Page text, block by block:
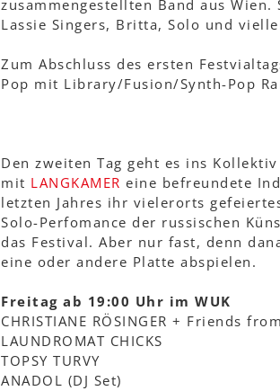
zusammengestellten Band aus
Lassie Singers, Britta, Solo und
Zum Abschluss des ersten
Pop mit Library/Fusion/Synth-Pop
Den zweiten Tag geht es ins
mit LANGKAMER eine befreundete
letzten Jahres ihr vielerorts
Solo-Perfomance der russischen
das Festival. Aber nur fast, denn
eine oder andere Platte abspielen.
Freitag ab 19:00 Uhr im WUK
CHRISTIANE RÖSINGER + Friends
LAUNDROMAT CHICKS
TOPSY TURVY
ANADOL (DJ Set)